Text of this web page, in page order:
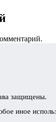
защищены.
иное